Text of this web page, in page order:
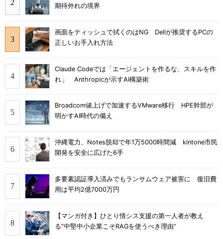
期待外れの境界
画面をティッシュで拭くのはNG Dellが推奨するPCの
正しいお手入れ方法
Claude Codeでは「エージェントを作るな、スキルを作
れ」 Anthropicが示すAI構築術
Broadcom値上げで加速するVMware移行 HPE幹部が
明かすAI時代の備え
沖縄電力、Notes脱却で年1万5000時間減 kintone市民
開発を安全に広げた6手
多要素認証導入済みでもランサムウェア被害に 復旧費
用は平均2億7000万円
【マンガ付き】ひとり情シス支援の第一人者が教え
る”中堅中小企業こそRAGを使うべき理由”